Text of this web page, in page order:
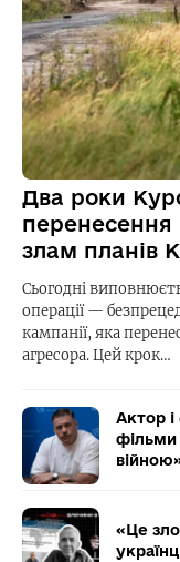
Два роки
перенесення
злам планів
Сьогодні
операції —
кампанії, яка
агресора. Цей крок…
Актор
фільми
«Це